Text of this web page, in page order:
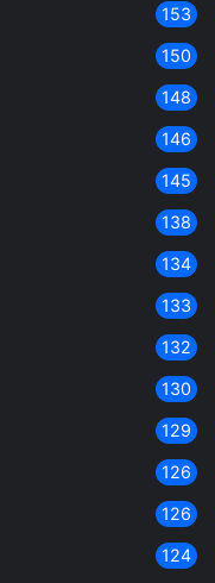
153
150
148
146
145
138
134
133
132
130
129
126
126
124